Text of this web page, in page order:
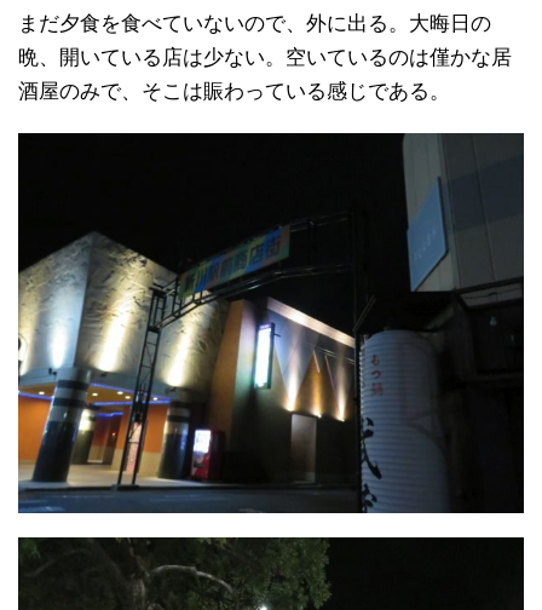
まだ夕食を食べていないので、外に出る。大晦日の
晩、開いている店は少ない。空いているのは僅かな居
酒屋のみで、そこは賑わっている感じである。